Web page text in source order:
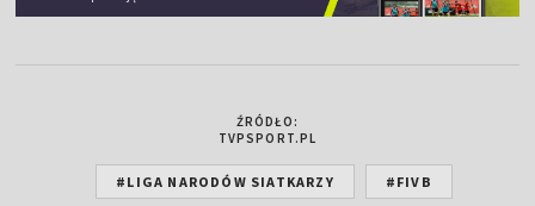
ŹRÓDŁO:
TVPSPORT.PL
#LIGA NARODÓW SIATKARZY #FIVB